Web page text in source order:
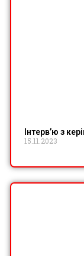
Інтерв’ю з
15.11.2023